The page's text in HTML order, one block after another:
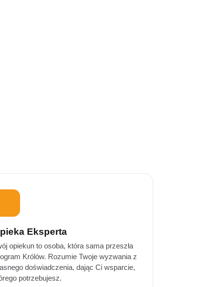
Eksperta
opiekun to osoba, która sama przeszła
Królów. Rozumie Twoje wyzwania z
doświadczenia, dając Ci wsparcie,
potrzebujesz.